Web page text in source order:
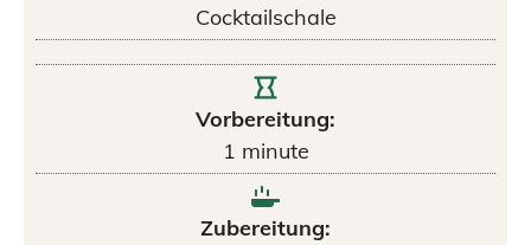
Cocktailschale
Vorbereitung:
1 minute
Zubereitung: